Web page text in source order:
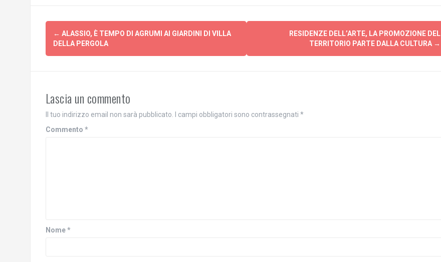
v
d
e
r
t
e
r
(
i
f
i
e
e
s
u
k
(
S
i
p
Navigazione
articolo
← ALASSIO, È TEMPO DI AGRUMI AI GIARDINI DI VILLA
DELLA PERGOLA
RESIDENZE DELL’ARTE, LA PROMOZIONE DEL
TERRITORIO PARTE DALLA CULTURA →
Lascia un commento
Il tuo indirizzo email non sarà pubblicato. I campi obbligatori sono contrassegnati *
Commento *
Nome*